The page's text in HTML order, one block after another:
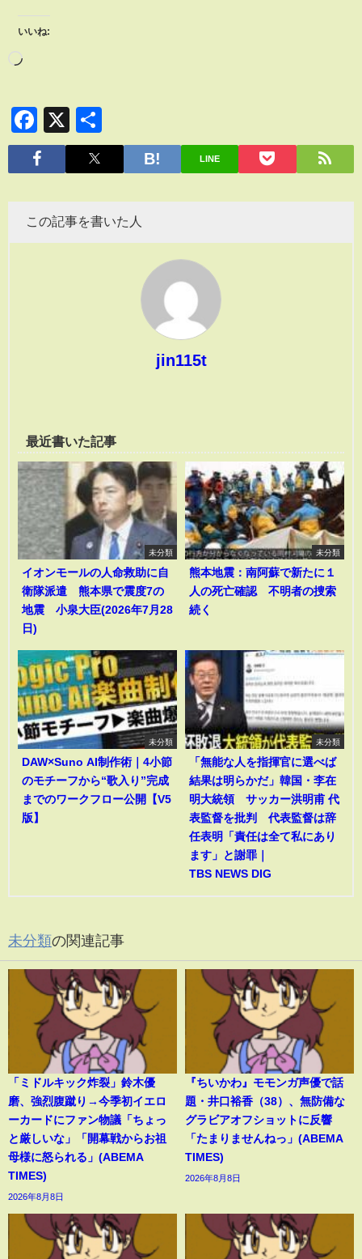
いいね:
Facebook
X
有
LINE
この記事を書いた人
jin115t
最近書いた記事
未分類
イオンモールの人命救助に自
衛隊派遣 熊本県で震度7の
地震 小泉大臣(2026年7月28
日)
未分類
熊本地震：南阿蘇で新たに１
人の死亡確認 不明者の捜索
続く
未分類
DAW×Suno AI制作術｜4小節
のモチーフから“歌入り”完成
までのワークフロー公開【V5
版】
未分類
「無能な人を指揮官に選べば
結果は明らかだ」韓国・李在
明大統領 サッカー洪明甫 代
表監督を批判 代表監督は辞
任表明「責任は全て私にあり
ます」と謝罪｜
TBS NEWS DIG
未分類の関連記事
「ミドルキック炸裂」鈴木優
磨、強烈腹蹴り→今季初イエロ
ーカードにファン物議「ちょっ
と厳しいな」「開幕戦からお祖
母様に怒られる」(ABEMA
TIMES)
2026年8月8日
『ちいかわ』モモンガ声優で話
題・井口裕香（38）、無防備な
グラビアオフショットに反響
「たまりませんねっ」(ABEMA
TIMES)
2026年8月8日